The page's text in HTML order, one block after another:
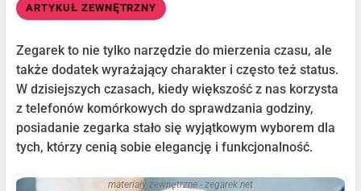
ARTYKUŁ ZEWNĘTRZNY
Zegarek to nie tylko narzędzie do mierzenia czasu, ale
także dodatek wyrażający charakter i często też status.
W dzisiejszych czasach, kiedy większość z nas korzysta
z telefonów komórkowych do sprawdzania godziny,
posiadanie zegarka stało się wyjątkowym wyborem dla
tych, którzy cenią sobie elegancję i funkcjonalność.
materiały zewnętrzne - zegarek.net